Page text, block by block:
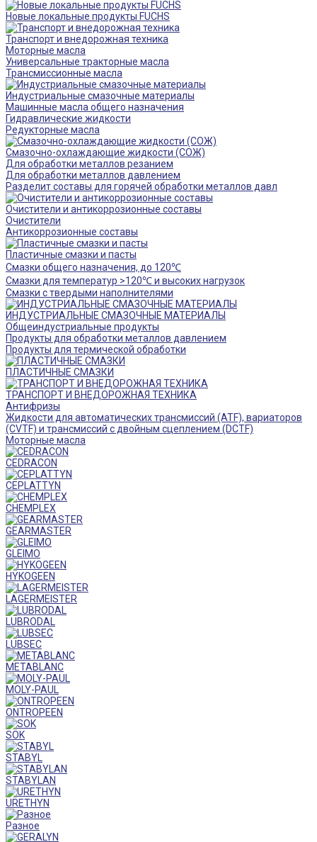
Новые локальные продукты FUCHS
Транспорт и внедорожная техника
Моторные масла
Универсальные тракторные масла
Трансмиссионные масла
Индустриальные смазочные материалы
Машинные масла общего назначения
Гидравлические жидкости
Редукторные масла
Смазочно-охлаждающие жидкости (СОЖ)
Для обработки металлов резанием
Для обработки металлов давлением
Разделит составы для горячей обработки металлов давл
Очистители и антикоррозионные составы
Очистители
Антикоррозионные составы
Пластичные смазки и пасты
Смазки общего назначения, до 120℃
Смазки для температур >120℃ и высоких нагрузок
Смазки с твердыми наполнителями
ИНДУСТРИАЛЬНЫЕ СМАЗОЧНЫЕ МАТЕРИАЛЫ
Общеиндустриальные продукты
Продукты для обработки металлов давлением
Продукты для термической обработки
ПЛАСТИЧНЫЕ СМАЗКИ
ТРАНСПОРТ И ВНЕДОРОЖНАЯ ТЕХНИКА
Антифризы
Жидкости для автоматических трансмиссий (ATF), вариаторов
(CVTF) и трансмиссий с двойным сцеплением (DCTF)
Моторные масла
CEDRACON
CEPLATTYN
CHEMPLEX
GEARMASTER
GLEIMO
HYKOGEEN
LAGERMEISTER
LUBRODAL
LUBSEC
METABLANC
MOLY-PAUL
ONTROPEEN
SOK
STABYL
STABYLAN
URETHYN
Разное